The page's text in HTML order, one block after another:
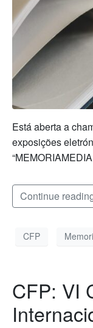
Está aberta a
exposições
Continue
CFP
CFP: VI